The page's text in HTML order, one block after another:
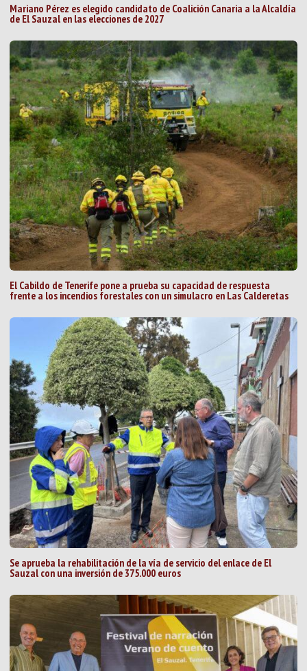
Mariano Pérez es elegido candidato de Coalición Canaria a la Alcaldía
de El Sauzal en las elecciones de 2027
El Cabildo de Tenerife pone a prueba su capacidad de respuesta
frente a los incendios forestales con un simulacro en Las Calderetas
Se aprueba la rehabilitación de la vía de servicio del enlace de El
Sauzal con una inversión de 375.000 euros